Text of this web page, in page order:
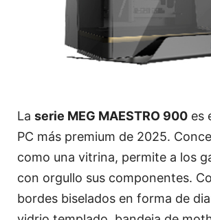
La serie MEG MAESTRO 900 es
PC más premium de 2025.
como una vitrina, permite a los
con orgullo sus componentes.
bordes biselados en forma de